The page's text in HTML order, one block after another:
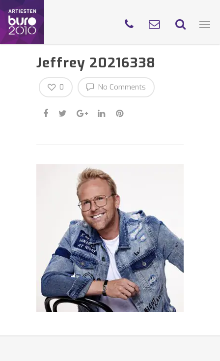
Jeffrey 20216338
No Comments
0